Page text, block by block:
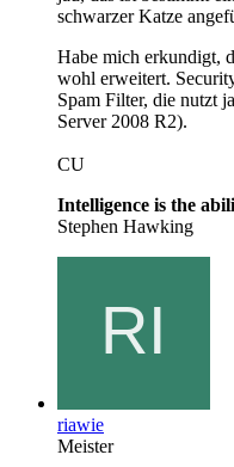
schwarzer Katze
Habe mich erkundigt,
wohl erweitert.
Spam Filter, die nutzt
Server 2008 R2).
CU
Intelligence is the
Stephen Hawking
riawie
Meister